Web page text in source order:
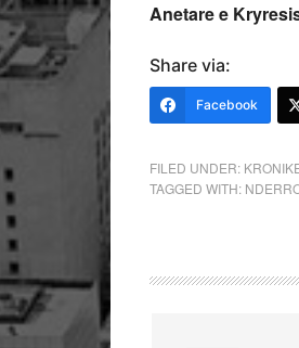
Anetare e
Share via:
Facebook
FILED UNDER:
TAGGED WITH: